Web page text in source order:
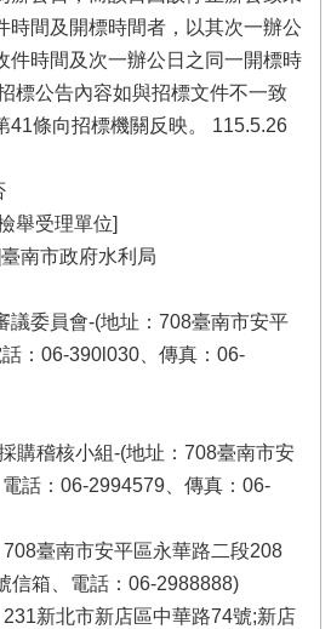
時間及開標時間者，以其次一辦公
件時間及次一辦公日之同一開標時
標公告內容如與招標文件不一致
41條向招標機關反映。 115.5.26
舉受理單位]
南市政府水利局
議委員會-(地址：708臺南市安平
：06-390l030、傳真：06-
購稽核小組-(地址：708臺南市安
話：06-2994579、傳真：06-
臺南市安平區永華路二段208
信箱、電話：06-2988888)
新北市新店區中華路74號;新店